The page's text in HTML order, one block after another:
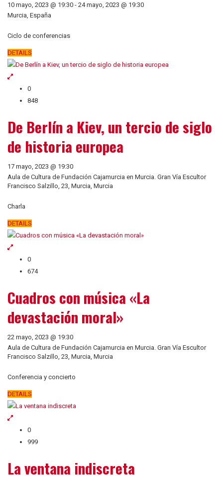
10 mayo, 2023 @ 19:30 - 24 mayo, 2023 @ 19:30
Murcia, España
Ciclo de conferencias
DETAILS
0
848
De Berlín a Kiev, un tercio de siglo
de historia europea
17 mayo, 2023 @ 19:30
Aula de Cultura de Fundación Cajamurcia en Murcia. Gran Vía Escultor
Francisco Salzillo, 23, Murcia, Murcia
Charla
DETAILS
0
674
Cuadros con música «La
devastación moral»
22 mayo, 2023 @ 19:30
Aula de Cultura de Fundación Cajamurcia en Murcia. Gran Vía Escultor
Francisco Salzillo, 23, Murcia, Murcia
Conferencia y concierto
DETAILS
0
999
La ventana indiscreta